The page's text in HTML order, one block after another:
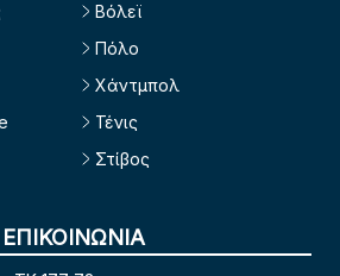
Βόλεϊ
Πόλο
Χάντμπολ
Τένις
Στίβος
ΕΠΙΚΟΙΝΩΝΙΑ